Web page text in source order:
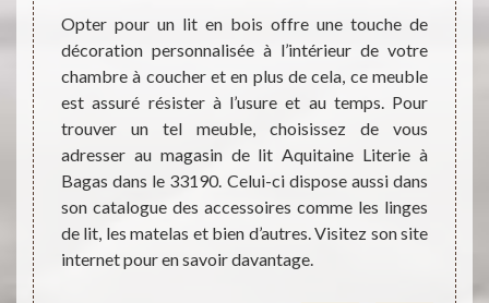
faire
de
peut
il
Opter pour un lit en bois offre une touche de
décoration personnalisée à l’intérieur de votre
chambre à coucher et en plus de cela, ce meuble
est assuré résister à l’usure et au temps. Pour
trouver un tel meuble, choisissez de vous
adresser au magasin de lit Aquitaine Literie à
Bagas dans le 33190. Celui-ci dispose aussi dans
son catalogue des accessoires comme les linges
de lit, les matelas et bien d’autres. Visitez son site
internet pour en savoir davantage.
Pour
de
dans
des